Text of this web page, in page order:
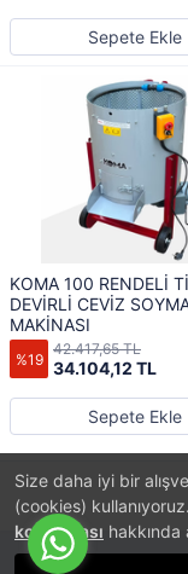
Size daha iyi bir
(cookies)
korunması
Sepete Ekle
KOMA 100 RENDELİ
DEVİRLİ CEVİZ
MAKİNASI
%19 34.104,12 TL
42.417,65 TL
Sepete Ekle